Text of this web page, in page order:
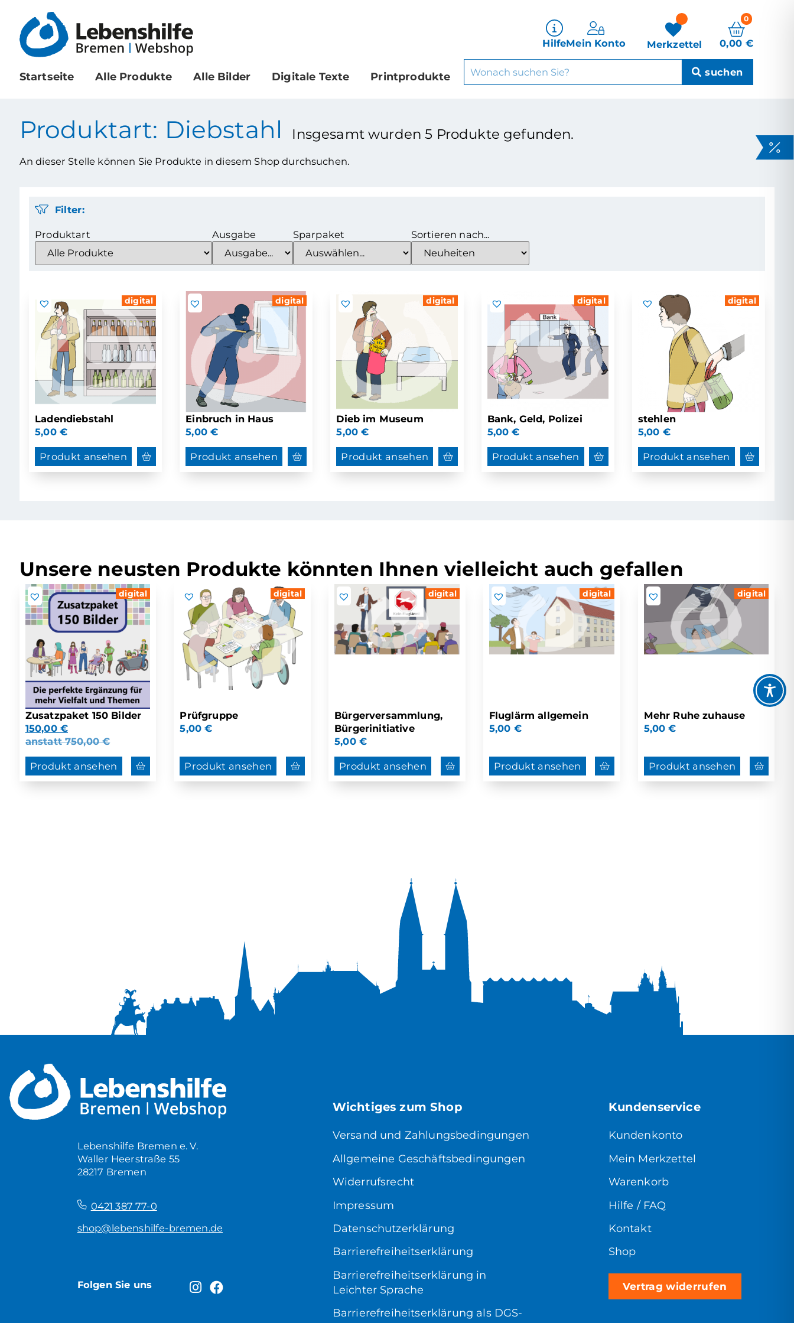
HilfeMein Konto Merkzettel 0,00 €
0
Startseite Alle Produkte Alle Bilder Digitale Texte Printprodukte
Produktart: Diebstahl Insgesamt wurden5 Produkte gefunden.
An dieser Stelle können Sie Produkte in diesem Shop durchsuchen.
Filter:
Produktart Ausgabe Sparpaket Sortieren nach...
digital
Ladendiebstahl
5,00 €
Produkt ansehen
digital
Einbruch in Haus
5,00€
Produkt ansehen
digital
Dieb im Museum
5,00€
Produkt ansehen
digital
Bank, Geld, Polizei
5,00€
Produkt ansehen
digital
stehlen
5,00 €
Produkt ansehen
Unsere neusten Produkte könnten Ihnen vielleicht auch gefallen
digital
Zusatzpaket 150 Bilder
150,00 €
anstatt750,00€
Produkt ansehen
digital
Prüfgruppe
5,00€
Produkt ansehen
digital
Bürgerversammlung,
Bürgerinitiative
5,00 €
Produkt ansehen
digital
Fluglärm allgemein
5,00 €
Produkt ansehen
digital
Mehr Ruhe zuhause
5,00€
Produkt ansehen
Lebenshilfe Bremen e. V.
Waller Heerstraße 55
28217 Bremen
0421 387 77-0
shop@lebenshilfe-bremen.de
Folgen Sie uns
Wichtiges zum Shop
Versand und Zahlungsbedingungen
Allgemeine Geschäftsbedingungen
Widerrufsrecht
Impressum
Datenschutzerklärung
Barrierefreiheitserklärung
Barrierefreiheitserklärung in
Leichter Sprache
Barrierefreiheitserklärung als DGS-
Kundenservice
Kundenkonto
Mein Merkzettel
Warenkorb
Hilfe / FAQ
Kontakt
Shop
Vertrag widerrufen